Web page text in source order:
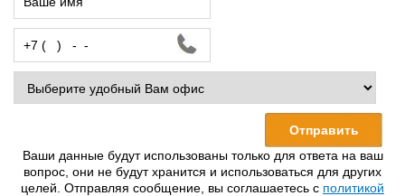
Ваши данные будут использованы только для ответа на ваш
вопрос, они не будут хранится и использоваться для других
целей. Отправляя сообщение, вы соглашаетесь с политикой